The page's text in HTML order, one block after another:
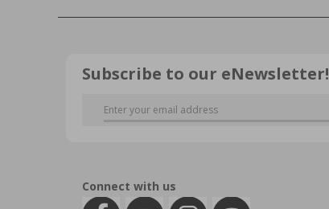
Subscribe to our eNewsletter!
Connect with us